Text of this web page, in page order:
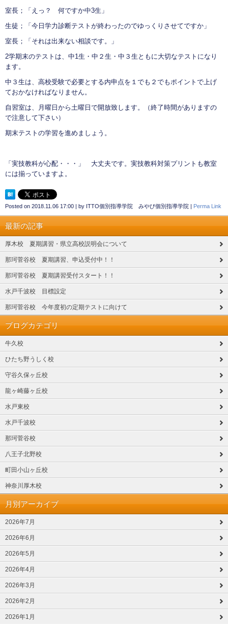
室長；「えっ？ 何ですか中3生」
生徒；「今日学力診断テストが終わったのでゆっくりさせてですか」
室長；「それは出来ない相談です。」
2学期末のテストは、中1生・中２生・中３生ともに大切なテストになり
ます。
中３生は、高校受験で必要とする内申点を１でも２でもポイントで上げ
ておかなければなりません。
自習室は、月曜日から土曜日で開放致します。（終了時間がありますの
で注意して下さい）
期末テストの学習を進めましょう。
「実技教科が心配・・・」 大丈夫です。実技教科対策プリントも教室
には揃っていますよ。
Posted on 2018.11.06 17:00 | by ITTO個別指導学院 みやび個別指導学院 | Perma Link
最新の記事
厚木校 夏期講習・県立高校説明会について
那珂菅谷校 夏期講習、申込受付中！！
那珂菅谷校 夏期講習受付スタート！！
水戸千波校 目標設定
那珂菅谷校 今年度初の定期テストに向けて
ブログカテゴリ
牛久校
ひたち野うしく校
守谷久保ヶ丘校
龍ヶ崎藤ヶ丘校
水戸東校
水戸千波校
那珂菅谷校
八王子北野校
町田小山ヶ丘校
神奈川厚木校
月別アーカイブ
2026年7月
2026年6月
2026年5月
2026年4月
2026年3月
2026年2月
2026年1月